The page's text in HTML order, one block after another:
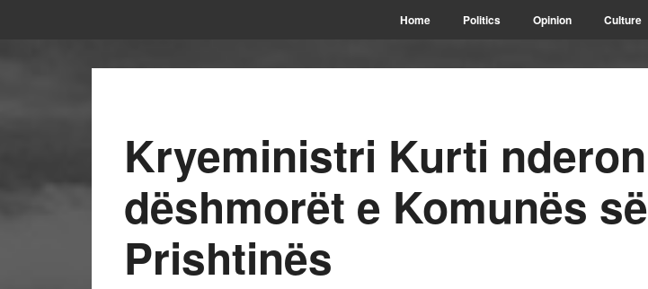
Home Politics Opinion Culture
Kryeministri Kurti nderon
dëshmorët e Komunës së
Prishtinës